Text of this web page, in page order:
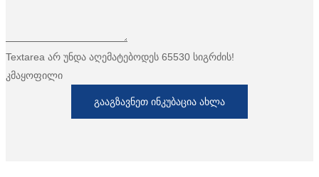
Textarea არ უნდა აღემატებოდეს 65530 სიგრძის!
კმაყოფილი
ᲒᲐᲐᲒᲖᲐᲕᲜᲔᲗ ᲘᲜᲙᲣᲑᲐᲪᲘᲐ ᲐᲮᲚᲐ